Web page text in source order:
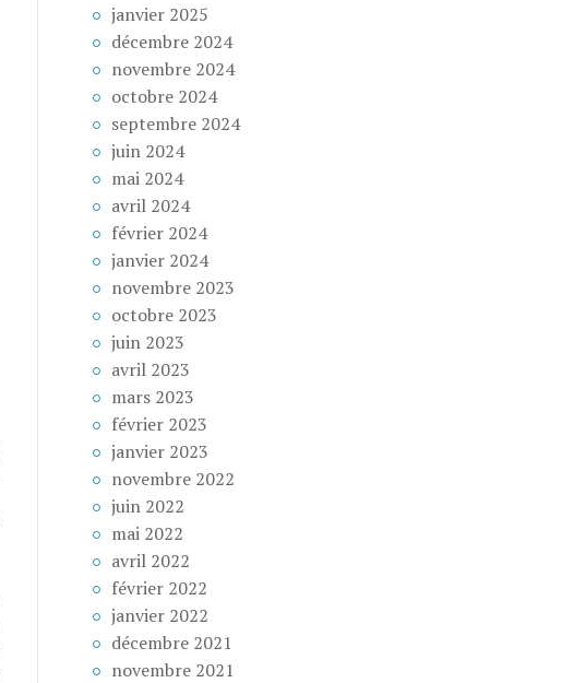
janvier 2025
décembre 2024
novembre 2024
octobre 2024
septembre 2024
juin 2024
mai 2024
avril 2024
février 2024
janvier 2024
novembre 2023
octobre 2023
juin 2023
avril 2023
mars 2023
février 2023
janvier 2023
novembre 2022
juin 2022
mai 2022
avril 2022
février 2022
janvier 2022
décembre 2021
novembre 2021